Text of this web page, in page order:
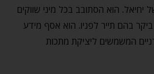
יחיאל. הוא הסתובב בכל מיני שווקים
בהם תייר לפניו. הוא אסף מידע
המשמשים ליציקת מתכות